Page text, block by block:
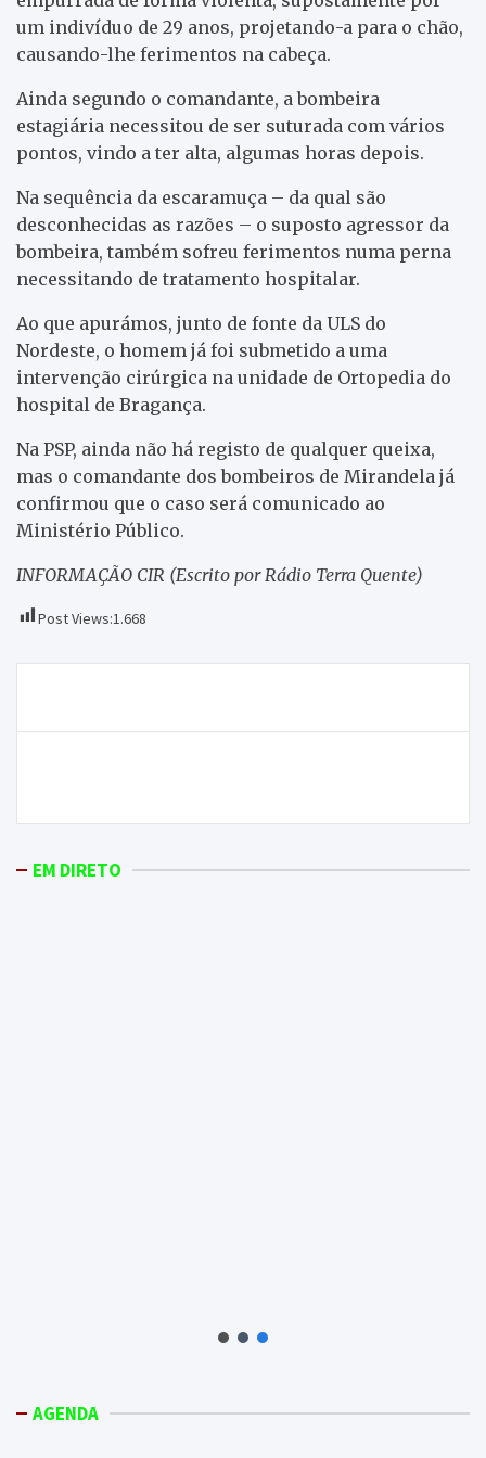
um indivíduo de 29 anos, projetando-a para o chão,
causando-lhe ferimentos na cabeça.
Ainda segundo o comandante, a bombeira
estagiária necessitou de ser suturada com vários
pontos, vindo a ter alta, algumas horas depois.
Na sequência da escaramuça – da qual são
desconhecidas as razões – o suposto agressor da
bombeira, também sofreu ferimentos numa perna
necessitando de tratamento hospitalar.
Ao que apurámos, junto de fonte da ULS do
Nordeste, o homem já foi submetido a uma
intervenção cirúrgica na unidade de Ortopedia do
hospital de Bragança.
Na PSP, ainda não há registo de qualquer queixa,
mas o comandante dos bombeiros de Mirandela já
confirmou que o caso será comunicado ao
Ministério Público.
INFORMAÇÃO CIR (Escrito por Rádio Terra Quente)
Post Views:1.668
EM DIRETO
AGENDA